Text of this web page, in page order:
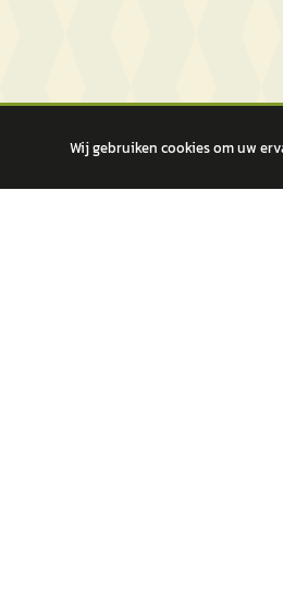
Wij gebruiken cookies om uw